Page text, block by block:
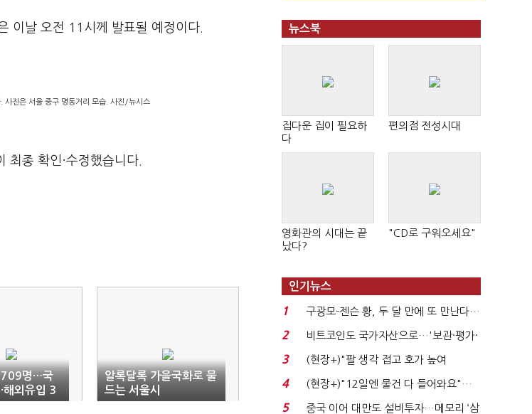
이날 오전 11시께 발표될 예정이다.
진은 서울 중구 명동거리 모습. 사진/뉴시스
최종 확인·수정했습니다.
명…국
해외유입 3
알록달록 가을국화로 물
드는 서울시
뉴스북
집다운 집이 필요하
다
편의점 전성시대
영화관의 시대는 끝
났다?
"CD로 구워오세요"
인기뉴스
1
구광모-젠슨 황, 두 달 만에 또 만난다…
로봇·AI 등 논...
2
비트코인도 국가자산으로…'보관·평가·
처분' 기준은 ...
3
(현장+)"팔 생각 접고 호가 높여
요"…'덜 똘똘한 한 채' 20...
4
(현장+)"12일엔 물건 다 들어와요"…
빈 매대 채우며 문 연 ...
5
중국 이어 대만도 설비투자…메모리 ‘삼